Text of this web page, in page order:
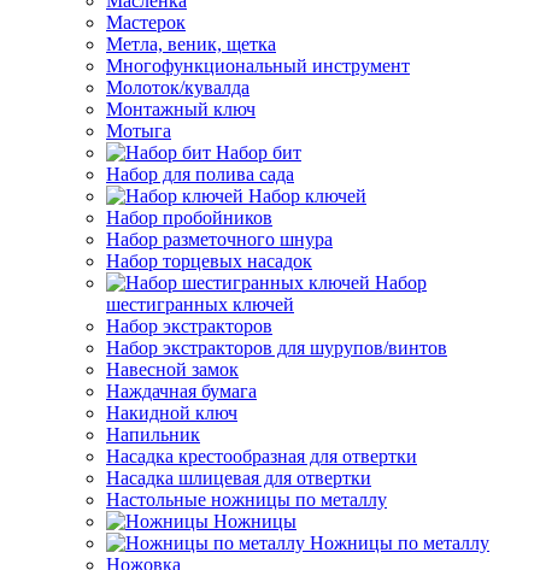
Мастерок
Метла, веник, щетка
Многофункциональный инструмент
Молоток/кувалда
Монтажный ключ
Мотыга
Набор бит
Набор для полива сада
Набор ключей
Набор пробойников
Набор разметочного шнура
Набор торцевых насадок
Набор
шестигранных ключей
Набор экстракторов
Набор экстракторов для шурупов/винтов
Навесной замок
Наждачная бумага
Накидной ключ
Напильник
Насадка крестообразная для отвертки
Насадка шлицевая для отвертки
Настольные ножницы по металлу
Ножницы
Ножницы по металлу
Ножовка